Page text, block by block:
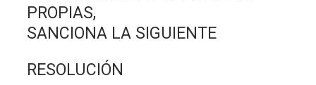
PROPIAS,
SANCIONA LA SIGUIENTE
RESOLUCIÓN